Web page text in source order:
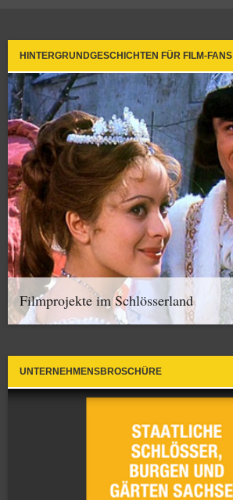
HINTERGRUNDGESCHICHTEN FÜR FILM-FANS
Filmprojekte im Schlösserland
UNTERNEHMENSBROSCHÜRE